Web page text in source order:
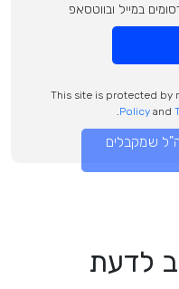
במייל ובווטסאפ
This site is protected by
Policyand
שמקבלים
לדעת